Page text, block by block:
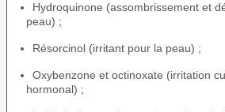
Hydroquinone (assombrissement et
peau) ;
Résorcinol (irritant pour la peau) ;
Oxybenzone et octinoxate (irritation
hormonal) ;